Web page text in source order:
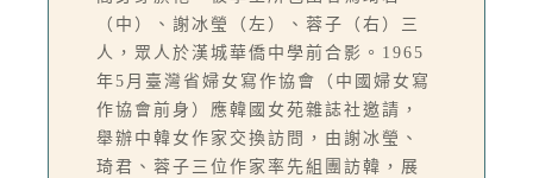
（中）、謝冰瑩（左）、蓉子（右）三
人，眾人於漢城華僑中學前合影。1965
年5月臺灣省婦女寫作協會（中國婦女寫
作協會前身）應韓國女苑雜誌社邀請，
舉辦中韓女作家交換訪問，由謝冰瑩、
琦君、蓉子三位作家率先組團訪韓，展